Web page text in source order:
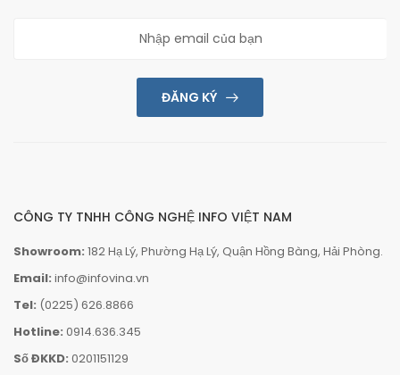
ĐĂNG KÝ
CÔNG TY TNHH CÔNG NGHỆ INFO VIỆT NAM
Showroom: 182 Hạ Lý, Phường Hạ Lý, Quận Hồng Bàng, Hải Phòng.
Email: info@infovina.vn
Tel: (0225) 626.8866
Hotline: 0914.636.345
Số ĐKKD: 0201151129